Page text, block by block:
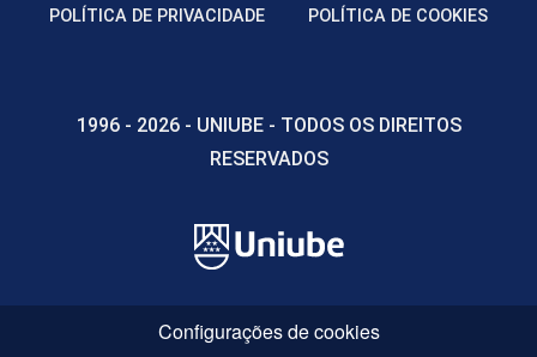
POLÍTICA DE PRIVACIDADE POLÍTICA DE COOKIES
1996 - 2026 - UNIUBE - TODOS OS DIREITOS
RESERVADOS
Configurações de cookies